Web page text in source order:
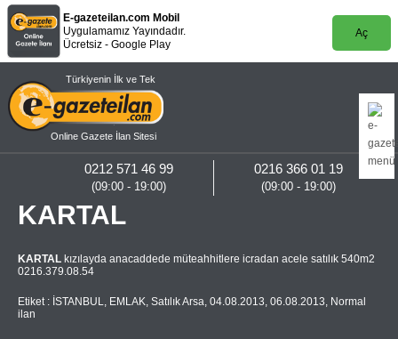
E-gazeteilan.com Mobil
Uygulamamız Yayındadır.
Ücretsiz - Google Play
Aç
Türkiyenin İlk ve Tek
Online Gazete İlan Sitesi
0216 366 01 19
(09:00 - 19:00)
0212 571 46 99
(09:00 - 19:00)
KARTAL
KARTAL kızılayda anacaddede müteahhitlere icradan acele satılık 540m2
0216.379.08.54
Etiket : İSTANBUL, EMLAK, Satılık Arsa, 04.08.2013, 06.08.2013, Normal
ilan